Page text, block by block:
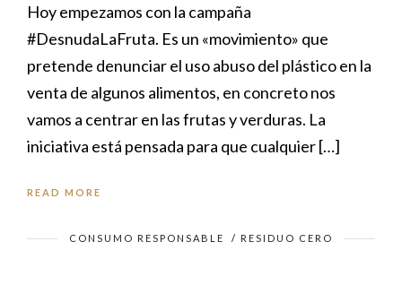
Hoy empezamos con la campaña
#DesnudaLaFruta. Es un «movimiento» que
pretende denunciar el uso abuso del plástico en la
venta de algunos alimentos, en concreto nos
vamos a centrar en las frutas y verduras. La
iniciativa está pensada para que cualquier […]
READ MORE
CONSUMO RESPONSABLE / RESIDUO CERO